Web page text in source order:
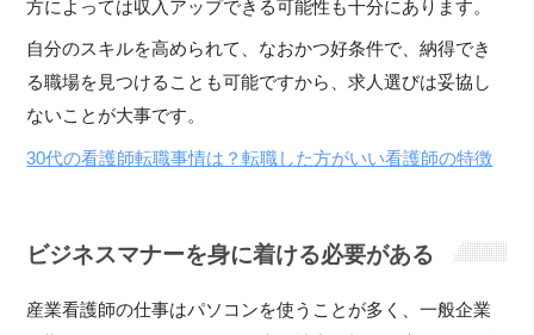
方によっては収入アップできる可能性も十分にあります。
自分のスキルを高められて、なおかつ好条件で、納得でき
る職場を見つけることも可能ですから、求人選びは妥協し
ないことが大事です。
30代の看護師転職事情は？転職した方がいい看護師の特徴
ビジネスマナーを身に着ける必要がある
産業看護師の仕事はパソコンを使うことが多く、一般企業